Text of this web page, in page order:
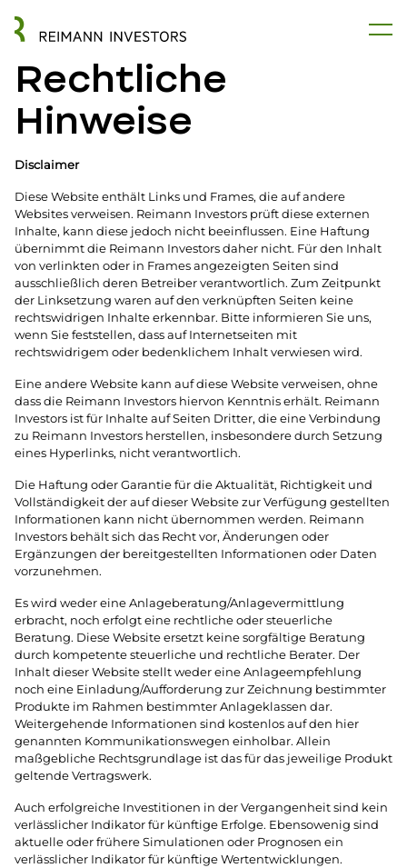
Rechtliche
Hinweise
Disclaimer
Diese Website enthält Links und Frames, die auf andere
Websites verweisen. Reimann Investors prüft diese externen
Inhalte, kann diese jedoch nicht beeinflussen. Eine Haftung
übernimmt die Reimann Investors daher nicht. Für den Inhalt
von verlinkten oder in Frames angezeigten Seiten sind
ausschließlich deren Betreiber verantwortlich. Zum Zeitpunkt
der Linksetzung waren auf den verknüpften Seiten keine
rechtswidrigen Inhalte erkennbar. Bitte informieren Sie uns,
wenn Sie feststellen, dass auf Internetseiten mit
rechtswidrigem oder bedenklichem Inhalt verwiesen wird.
Eine andere Website kann auf diese Website verweisen, ohne
dass die Reimann Investors hiervon Kenntnis erhält. Reimann
Investors ist für Inhalte auf Seiten Dritter, die eine Verbindung
zu Reimann Investors herstellen, insbesondere durch Setzung
eines Hyperlinks, nicht verantwortlich.
Die Haftung oder Garantie für die Aktualität, Richtigkeit und
Vollständigkeit der auf dieser Website zur Verfügung gestellten
Informationen kann nicht übernommen werden. Reimann
Investors behält sich das Recht vor, Änderungen oder
Ergänzungen der bereitgestellten Informationen oder Daten
vorzunehmen.
Es wird weder eine Anlageberatung/Anlagevermittlung
erbracht, noch erfolgt eine rechtliche oder steuerliche
Beratung. Diese Website ersetzt keine sorgfältige Beratung
durch kompetente steuerliche und rechtliche Berater. Der
Inhalt dieser Website stellt weder eine Anlageempfehlung
noch eine Einladung/Aufforderung zur Zeichnung bestimmter
Produkte im Rahmen bestimmter Anlageklassen dar.
Weitergehende Informationen sind kostenlos auf den hier
genannten Kommunikationswegen einholbar. Allein
maßgebliche Rechtsgrundlage ist das für das jeweilige Produkt
geltende Vertragswerk.
Auch erfolgreiche Investitionen in der Vergangenheit sind kein
verlässlicher Indikator für künftige Erfolge. Ebensowenig sind
aktuelle oder frühere Simulationen oder Prognosen ein
verlässlicher Indikator für künftige Wertentwicklungen.